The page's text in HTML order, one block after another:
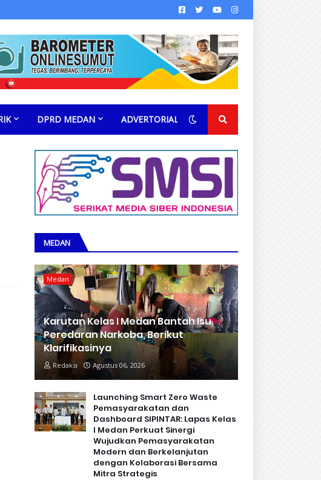
DPRD MEDAN ADVERTORIAL
MEDAN
Medan
Karutan Kelas I Medan Bantah Isu
Peredaran Narkoba, Berikut
Klarifikasinya
Redaksi Agustus 06, 2026
Launching Smart Zero Waste
Pemasyarakatan dan
Dashboard SIPINTAR: Lapas Kelas
I Medan Perkuat Sinergi
Wujudkan Pemasyarakatan
Modern dan Berkelanjutan
dengan Kolaborasi Bersama
Mitra Strategis